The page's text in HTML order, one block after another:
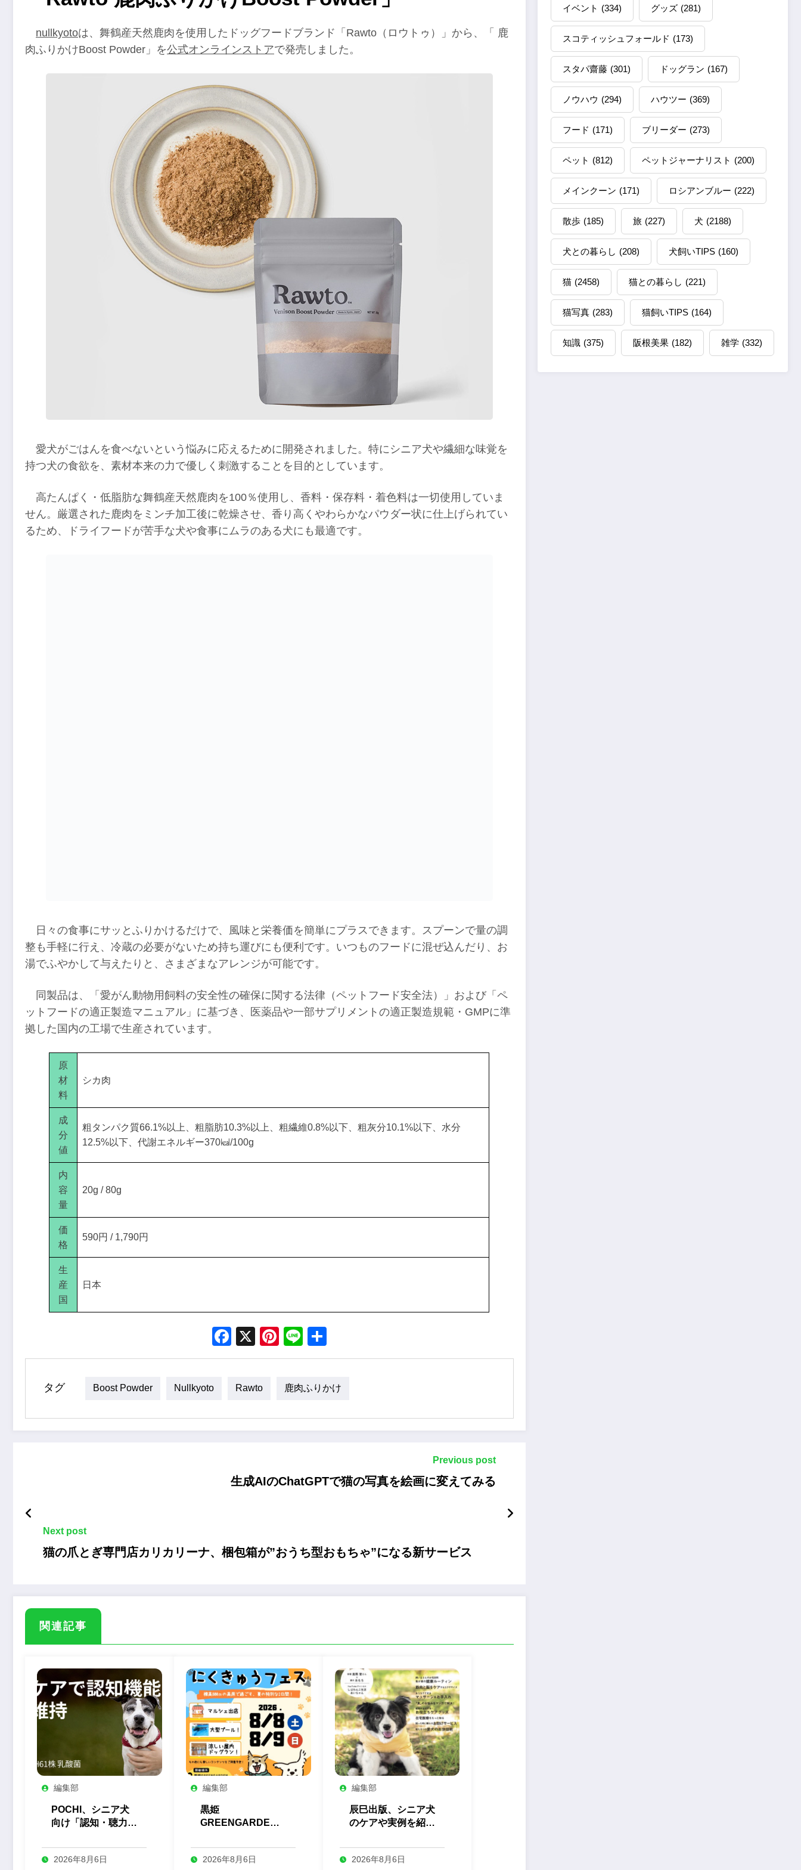
nullkyotoは、舞鶴産天然鹿肉を使用したドッグフードブランド「Rawto（ロウトゥ）」から、「 鹿
肉ふりかけBoost Powder」を公式オンラインストアで発売しました。
愛犬がごはんを食べないという悩みに応えるために開発されました。特にシニア犬や繊細な味覚を
持つ犬の食欲を、素材本来の力で優しく刺激することを目的としています。
高たんぱく・低脂肪な舞鶴産天然鹿肉を100％使用し、香料・保存料・着色料は一切使用していま
せん。厳選された鹿肉をミンチ加工後に乾燥させ、香り高くやわらかなパウダー状に仕上げられてい
るため、ドライフードが苦手な犬や食事にムラのある犬にも最適です。
日々の食事にサッとふりかけるだけで、風味と栄養価を簡単にプラスできます。スプーンで量の調
整も手軽に行え、冷蔵の必要がないため持ち運びにも便利です。いつものフードに混ぜ込んだり、お
湯でふやかして与えたりと、さまざまなアレンジが可能です。
同製品は、「愛がん動物用飼料の安全性の確保に関する法律（ペットフード安全法）」および「ペ
ットフードの適正製造マニュアル」に基づき、医薬品や一部サプリメントの適正製造規範・GMPに準
拠した国内の工場で生産されています。
原
材
料
シカ肉
成
分
値
粗タンパク質66.1%以上、粗脂肪10.3%以上、粗繊維0.8%以下、粗灰分10.1%以下、水分
12.5%以下、代謝エネルギー370㎉/100g
内
容
量
20g / 80g
価
格
590円 / 1,790円
生
産
国
日本
Facebook
X Pinterest
Line
タグ Boost Powder Nullkyoto Rawto 鹿肉ふりかけ
Previous post
生成AIのChatGPTで猫の写真を絵画に変えてみる
Next post
猫の爪とぎ専門店カリカリーナ、梱包箱が”おうち型おもちゃ”になる新サービス
関連記事
編集部
POCHI、シニア犬
向け「認知・聴力
プリを発売
2026年8月6日
編集部
黒姫
GREENGARDEN
にくきゅうフェス」
を8月に開催
2026年8月6日
編集部
辰巳出版、シニア犬
のケアや実例を紹介
ア犬生活』を発売
2026年8月6日
イベント (334) グッズ (281)
スコティッシュフォールド (173)
スタパ齋藤 (301) ドッグラン (167)
ノウハウ (294) ハウツー (369)
フード (171) ブリーダー (273)
ペット (812) ペットジャーナリスト (200)
メインクーン (171) ロシアンブルー (222)
散歩 (185) 旅 (227) 犬 (2188)
犬との暮らし (208) 犬飼いTIPS (160)
猫 (2458) 猫との暮らし (221)
猫写真 (283) 猫飼いTIPS (164)
知識 (375) 阪根美果 (182) 雑学 (332)